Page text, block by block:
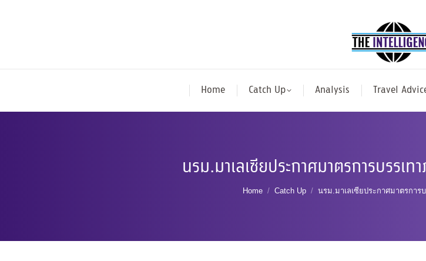
Home Catch Up Analysis Travel
นรม.มาเลเซียประกาศมาตรการบรรเ
You are here:
Home Catch Up นรม.มาเลเซียประกาศมาตรกา